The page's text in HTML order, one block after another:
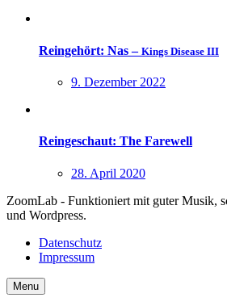
Reingehört: Nas – Kings Disease III
9. Dezember 2022
Reingeschaut: The Farewell
28. April 2020
ZoomLab - Funktioniert mit guter Musik,
und Wordpress.
Datenschutz
Impressum
Menu